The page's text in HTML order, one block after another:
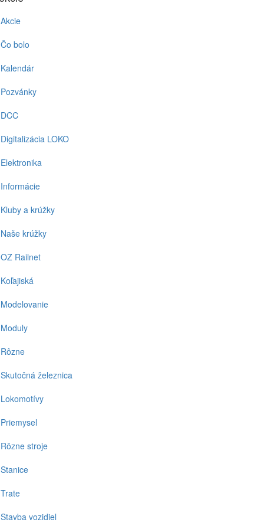
Akcie
Čo bolo
Kalendár
Pozvánky
DCC
Digitalizácia LOKO
Elektronika
Informácie
Kluby a krúžky
Naše krúžky
OZ Railnet
Koľajiská
Modelovanie
Moduly
Rôzne
Skutočná železnica
Lokomotívy
Priemysel
Rôzne stroje
Stanice
Trate
Stavba vozidiel